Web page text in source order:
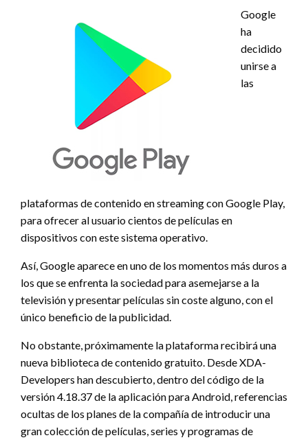
Google
ha
decidido
unirse a
las
plataformas de contenido en streaming con Google Play,
para ofrecer al usuario cientos de películas en
dispositivos con este sistema operativo.
Así, Google aparece en uno de los momentos más duros a
los que se enfrenta la sociedad para asemejarse a la
televisión y presentar películas sin coste alguno, con el
único beneficio de la publicidad.
No obstante, próximamente la plataforma recibirá una
nueva biblioteca de contenido gratuito. Desde XDA-
Developers han descubierto, dentro del código de la
versión 4.18.37 de la aplicación para Android, referencias
ocultas de los planes de la compañía de introducir una
gran colección de películas, series y programas de